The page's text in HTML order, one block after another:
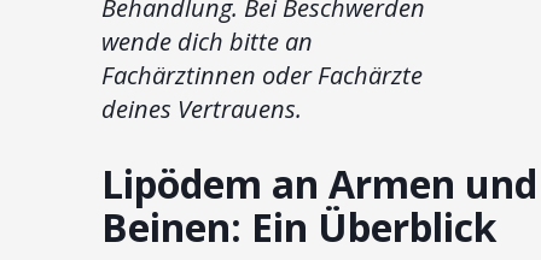
Behandlung. Bei Beschwerden
wende dich bitte an
Fachärztinnen oder Fachärzte
deines Vertrauens.
Lipödem an Armen und
Beinen: Ein Überblick